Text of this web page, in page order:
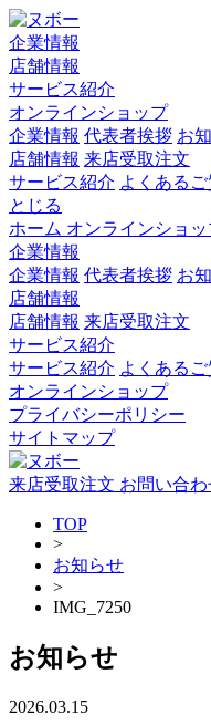
企業情報
店舗情報
サービス紹介
オンラインショップ
企業情報 代表者挨拶 お
店舗情報 来店受取注文
サービス紹介 よくあるご
とじる
ホーム オンラインショ
企業情報
企業情報 代表者挨拶 お
店舗情報
店舗情報 来店受取注文
サービス紹介
サービス紹介 よくあるご
オンラインショップ
プライバシーポリシー
サイトマップ
来店受取注文 お問い合わ
TOP
>
お知らせ
>
IMG_7250
お知らせ
2026.03.15